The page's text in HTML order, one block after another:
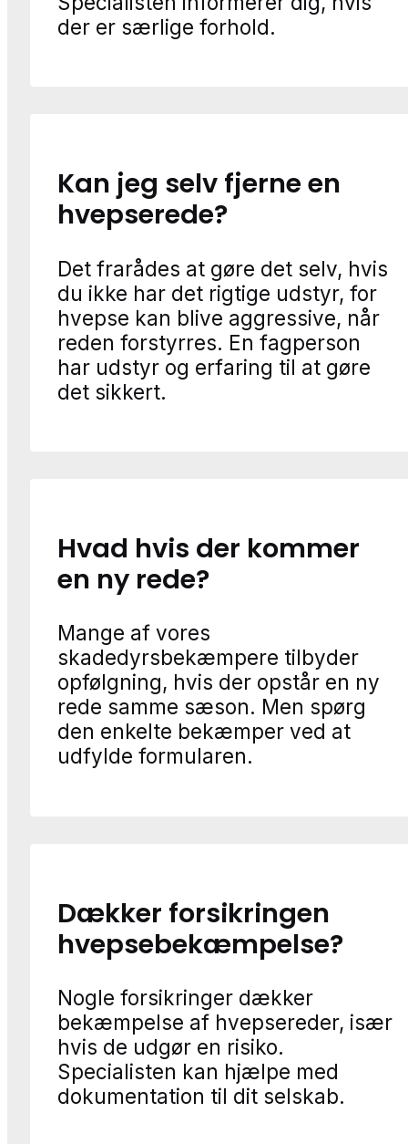
der er særlige forhold.
Kan jeg selv fjerne en
hvepserede?
Det frarådes at gøre det selv, hvis
du ikke har det rigtige udstyr, for
hvepse kan blive aggressive, når
reden forstyrres. En fagperson
har udstyr og erfaring til at gøre
det sikkert.
Hvad hvis der kommer
en ny rede?
Mange af vores
skadedyrsbekæmpere tilbyder
opfølgning, hvis der opstår en ny
rede samme sæson. Men spørg
den enkelte bekæmper ved at
udfylde formularen.
Dækker forsikringen
hvepsebekæmpelse?
Nogle forsikringer dækker
bekæmpelse af hvepsereder, især
hvis de udgør en risiko.
Specialisten kan hjælpe med
dokumentation til dit selskab.